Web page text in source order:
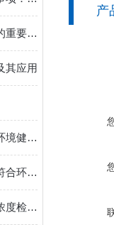
烟气在线监测系统技术规范的重要性及应用
其应用
烟气在线监测系统——保障环境健康的重要工具
烟气在线监测系统的应用更符合环保需求
深圳东日瀛能生产车间气体浓度检测仪系统方案
产